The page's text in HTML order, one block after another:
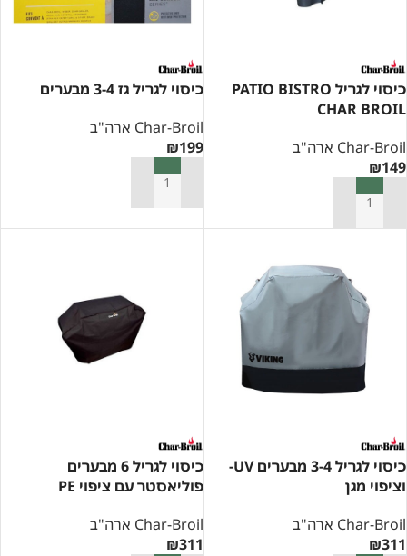
כיסוי לגריל PATIO BISTRO
CHAR BROIL
Char-Broil ארה"ב
₪149
הוספה לסל
כיסוי לגריל גז 3-4 מבערים
Char-Broil ארה"ב
₪199
הוספה לסל
כיסוי לגריל 3-4 מבערים UV-
וציפוי מגן
Char-Broil ארה"ב
₪311
כיסוי לגריל 6 מבערים
פוליאסטר עם ציפוי PE
Char-Broil ארה"ב
₪311